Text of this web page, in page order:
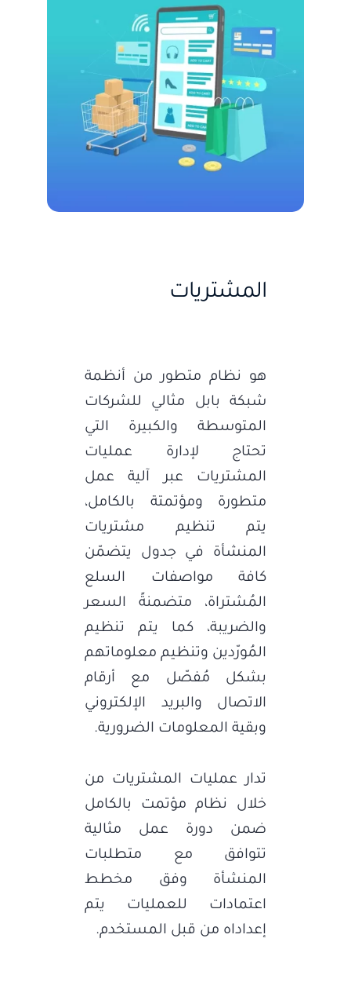
المشتريات
هو نظام متطور من أنظمة
شبكة بابل مثالي للشركات
المتوسطة والكبيرة التي
تحتاج لإدارة عمليات
المشتريات عبر آلية عمل
متطورة ومؤتمتة بالكامل،
يتم تنظيم مشتريات
المنشأة في جدول يتضمّن
كافة مواصفات السلع
المُشتراة، متضمنةً السعر
والضريبة، كما يتم تنظيم
المُورّدين وتنظيم معلوماتهم
بشكل مُفصّل مع أرقام
الاتصال والبريد الإلكتروني
وبقية المعلومات الضرورية.
تدار عمليات المشتريات من
خلال نظام مؤتمت بالكامل
ضمن دورة عمل مثالية
تتوافق مع متطلبات
المنشأة وفق مخطط
اعتمادات للعمليات يتم
إعداداه من قبل المستخدم.